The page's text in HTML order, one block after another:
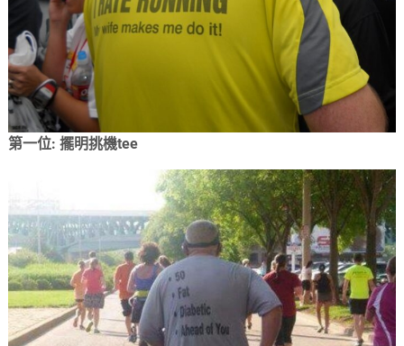
第一位: 擺明挑機tee